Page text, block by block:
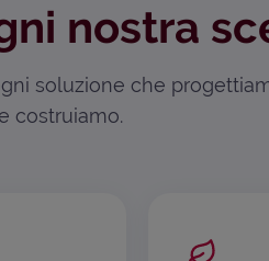
nostra
soluzione che
costruiamo.